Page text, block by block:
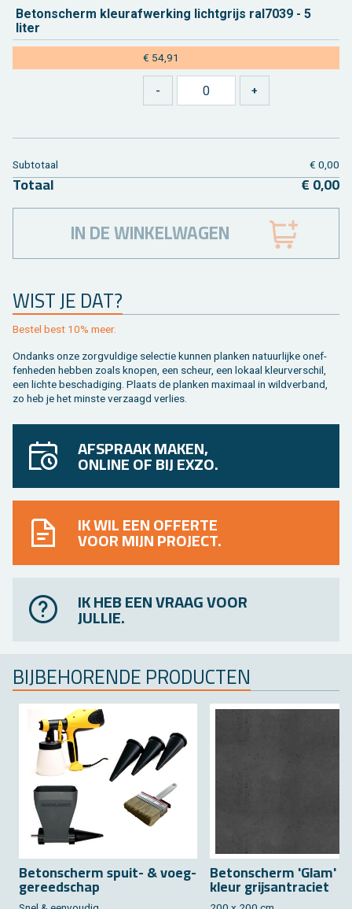
Be­ton­scherm kleu­raf­wer­king licht­grijs ral7039 - 5
liter
€ 54,91
WIST JE DAT?
Be­stel best 10% meer.
On­danks onze zorg­vul­di­ge se­lec­tie kun­nen plan­ken na­tuur­lij­ke on­ef­
fen­he­den heb­ben zoals kno­pen, een scheur, een lo­kaal kleur­ver­schil,
een lich­te be­scha­di­ging. Plaats de plan­ken maxi­maal in wild­ver­band,
zo heb je het min­ste ver­zaagd ver­lies.
Sub­to­taal € 0,00
To­taal € 0,00
IN DE WINKELWAGEN
AFSPRAAK MAKEN,
ONLINE OF BIJ EXZO.
IK WIL EEN OFFERTE
VOOR MIJN PROJECT.
IK HEB EEN VRAAG VOOR
JULLIE.
BIJ­BE­HO­REN­DE PRO­DUC­TEN
Be­ton­scherm spuit- & voeg­
ge­reed­schap
Be­ton­scherm 'Glam'
kleur grijsan­tra­ciet